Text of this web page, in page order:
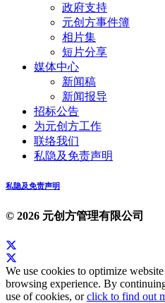
政府支持
元创方事件簿
相片集
短片分享
媒体中心
新闻稿
新闻报导
招标公告
为元创方工作
联络我们
私隐及免责声明
私隐及免责声明
© 2026 元创方管理有限公司
We use cookies to optimize
browsing experience. By
use of cookies, orclick to find out